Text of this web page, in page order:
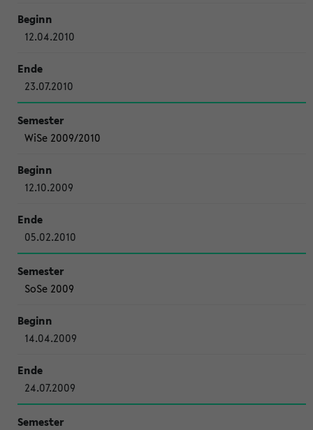
12.04.2010
23.07.2010
WiSe 2009/2010
12.10.2009
05.02.2010
SoSe 2009
14.04.2009
24.07.2009